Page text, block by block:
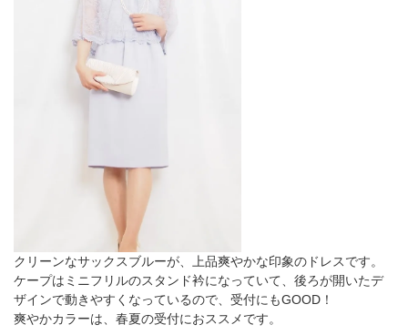
クリーンなサックスブルーが、上品爽やかな印象のドレスです。
ケープはミニフリルのスタンド衿になっていて、後ろが開いたデ
ザインで動きやすくなっているので、受付にもGOOD！
爽やかカラーは、春夏の受付におススメです。